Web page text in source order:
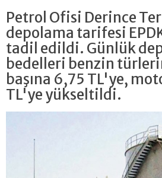
Petrol Ofisi Derince
depolama tarifesi
tadil edildi. Günlük
bedelleri benzin
başına 6,75 TL'ye,
TL'ye yükseltildi.